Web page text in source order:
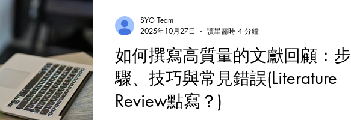
論文寫作服務
如何撰寫高質量的文獻回顧：步
驟、技巧與常見錯誤(Literature
Review點寫？)
SYG Team
2025年10月27日
讀畢需時 4 分鐘